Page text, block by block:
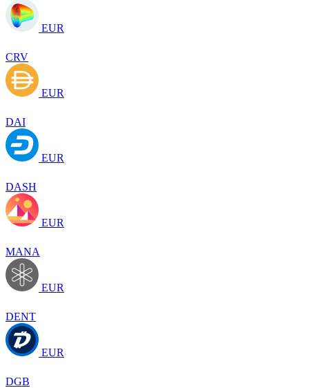
EUR
CRV
EUR
DAI
EUR
DASH
EUR
MANA
EUR
DENT
EUR
DGB